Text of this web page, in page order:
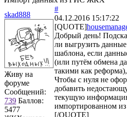
skad888
Живу на
форуме
Сообщений:
739 Баллов:
5477
#
04.12.2016 15:17:22
[QUOTE]
Добрый день!
ли выгрузить
шаблона, если
(или путём обмена
такими как
Чтобы с нуля не
добавить
текущую
импортированном
[/QUOTE]